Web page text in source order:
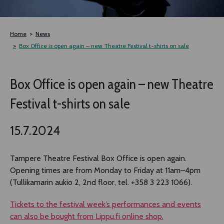
TLAB
OFF TAMPERE
NOCTURNAL HAPPENING
SEMINARS, MEETINGS AND MORE
Home
News
Box Office is open again – new Theatre Festival t-shirts on sale
Box Office is open again – new Theatre
Festival t-shirts on sale
15.7.2024
Tampere Theatre Festival Box Office is open again.
Opening times are from Monday to Friday at 11am–4pm
(Tullikamarin aukio 2, 2nd floor, tel. +358 3 223 1066).
Tickets to the festival week’s performances and events
can also be bought from Lippu.fi online shop.